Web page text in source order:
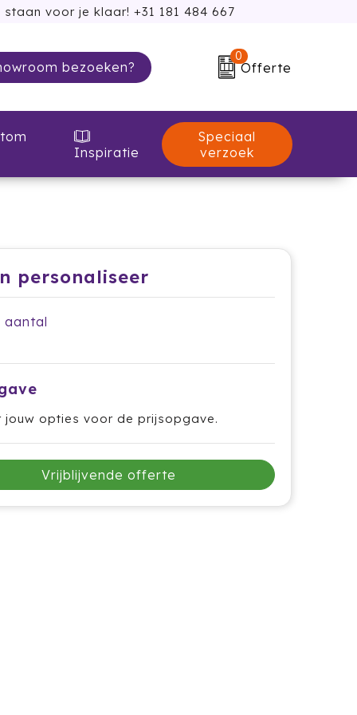
staan voor je klaar! +31 181 484 667
bezoeken?
0
Offerte
Inspiratie
Speciaal
verzoek
personaliseer
aantal
jouw opties voor de prijsopgave.
Vrijblijvende offerte